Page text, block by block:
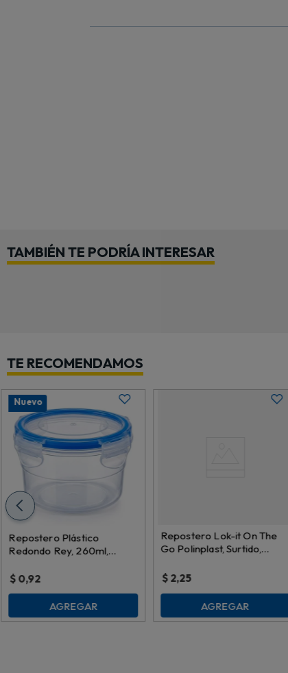
TAMBIÉN TE PODRÍA INTERESAR
TE RECOMENDAMOS
Nuevo
Repostero Plástico
Redondo Rey, 260ml,
$ 0,92
AGREGAR
Repostero Lok-it On The
Go Polinplast, Surtido,
$ 2,25
AGREGAR